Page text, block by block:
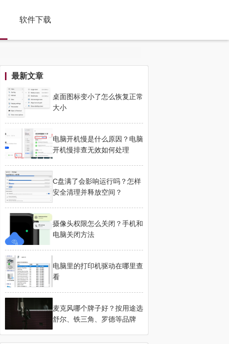
软件下载
最新文章
桌面图标变小了怎么恢复正常
大小
电脑开机慢是什么原因？电脑
开机慢排查无效如何处理
C盘满了会影响运行吗？怎样
安全清理并释放空间？
摄像头权限怎么关闭？手机和
电脑关闭方法
电脑里的打印机驱动在哪里查
看
麦克风哪个牌子好？按用途选
舒尔、铁三角、罗德等品牌